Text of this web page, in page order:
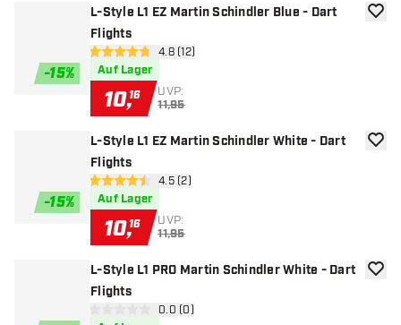
-15%
L-Style L1 EZ Martin Schindler Blue - Dart
Flights
Bewertungsbereich öffnen
4.8 Bewertungssterne
4.8 (12)
Auf Lager
10,16 UVP:
11,95
Zur
-15%
L-Style L1 EZ Martin Schindler White - Dart
Flights
Bewertungsbereich öffnen
4.5 Bewertungssterne
4.5 (2)
Auf Lager
10,16 UVP:
11,95
Zur
L-Style L1 PRO Martin Schindler White - Dart
Flights
Bewertungsbereich öffnen
0 Bewertungssterne
0.0 (0)
Zur